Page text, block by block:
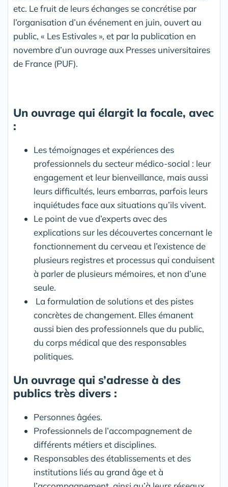
etc. Le fruit de leurs échanges se concrétise par
l’organisation d’un événement en juin, ouvert au
public, « Les Estivales », et par la publication en
novembre d’un ouvrage aux Presses universitaires
de France (PUF).
Un ouvrage qui élargit la focale, avec
:
Les témoignages et expériences des
professionnels du secteur médico-social : leur
engagement et leur bienveillance, mais aussi
leurs difficultés, leurs embarras, parfois leurs
inquiétudes face aux situations qu’ils vivent.
Le point de vue d’experts avec des
explications sur les découvertes concernant le
fonctionnement du cerveau et l’existence de
plusieurs registres et processus qui conduisent
à parler de plusieurs mémoires, et non d’une
seule.
La formulation de solutions et des pistes
concrètes de changement. Elles émanent
aussi bien des professionnels que du public,
du corps médical que des responsables
politiques.
Un ouvrage qui s’adresse à des
publics très divers :
Personnes âgées.
Professionnels de l’accompagnement de
différents métiers et disciplines.
Responsables des établissements et des
institutions liés au grand âge et à